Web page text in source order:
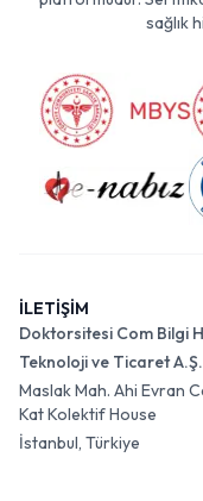
sağlık
İLETİŞİM
Doktorsitesi Com Bilgi
Teknoloji ve Ticaret A.Ş.
Maslak Mah. Ahi Evran
Kat Kolektif House
İstanbul, Türkiye